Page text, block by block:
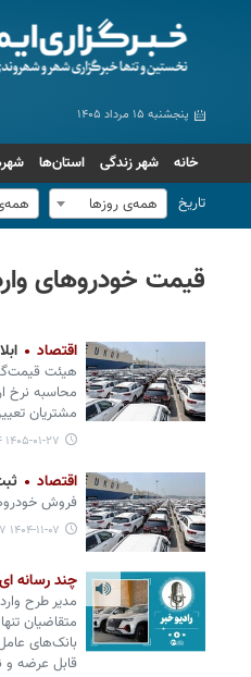
پنجشنبه ۱۵ مرداد ۱۴۰۵
خانه شهر زندگی استان‌ها
تاریخ
همه‌ی روزها
قیمت خودروهای
اقتصاد
هیئت
مشتریان
۱۴۰۵-۰۱-۲۷ ۲۱:۲۴
اقتصاد
فروش خودروهای
۱۴۰۴-۱۱-۰۷ ۱۴:۴۷
چند رسانه ای
مدیر طرح
بانک‌های
قابل عرضه و